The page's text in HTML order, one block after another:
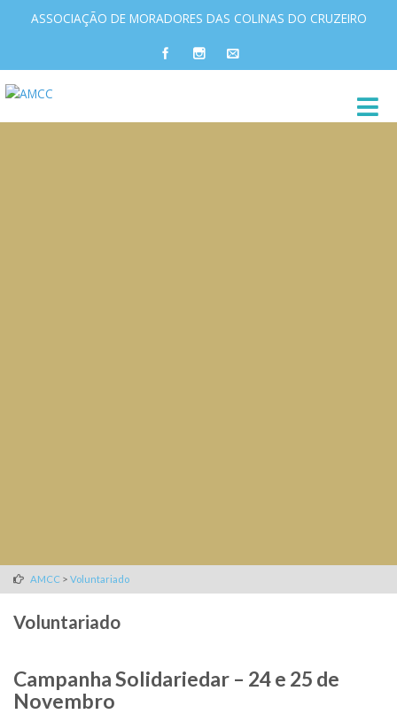
ASSOCIAÇÃO DE MORADORES DAS COLINAS DO CRUZEIRO
AMCC > Voluntariado
Voluntariado
Campanha Solidariedar – 24 e 25 de
Novembro